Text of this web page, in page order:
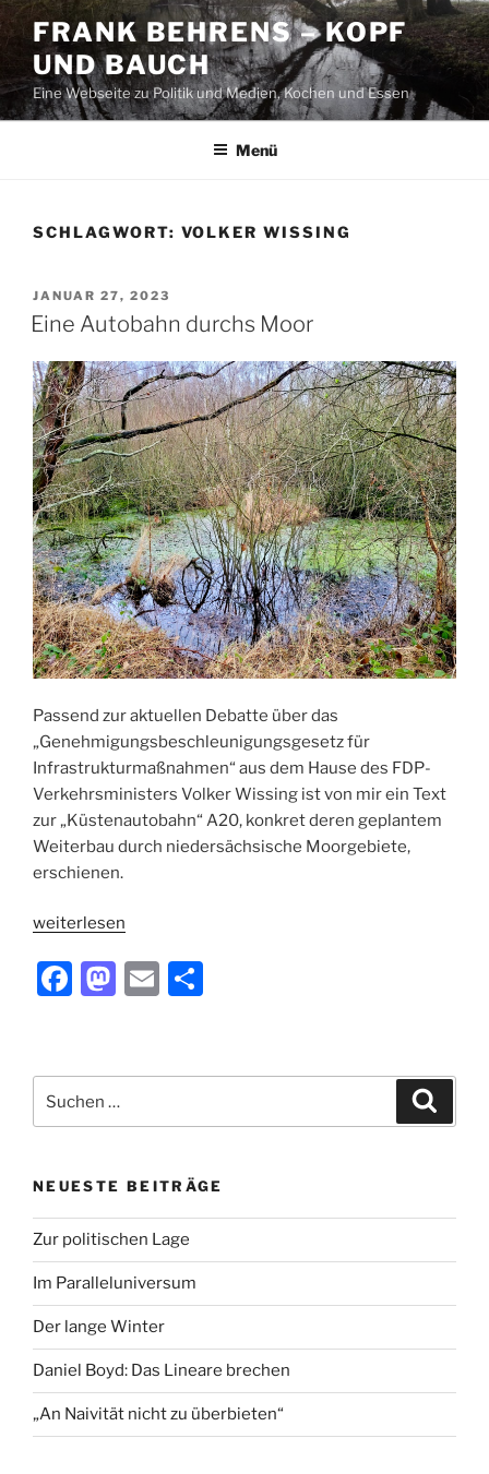
Zum
Inhalt
springen
FRANK BEHRENS – KOPF
UND BAUCH
Eine Webseite zu Politik und Medien, Kochen und Essen
Menü
SCHLAGWORT: VOLKER WISSING
VERÖFFENTLICHT
AM
JANUAR 27, 2023
Eine Autobahn durchs Moor
Passend zur aktuellen Debatte über das
„Genehmigungsbeschleunigungsgesetz für
Infrastrukturmaßnahmen“ aus dem Hause des FDP-
Verkehrsministers Volker Wissing ist von mir ein Text
zur „Küstenautobahn“ A20, konkret deren geplantem
Weiterbau durch niedersächsische Moorgebiete,
erschienen.
„Eine
durchs
Moor“
weiterlesen
F
e
b
o
k
M
o
d
n
E
l
n
nach:
NEUESTE BEITRÄGE
Zur politischen Lage
Im Paralleluniversum
Der lange Winter
Daniel Boyd: Das Lineare brechen
„An Naivität nicht zu überbieten“